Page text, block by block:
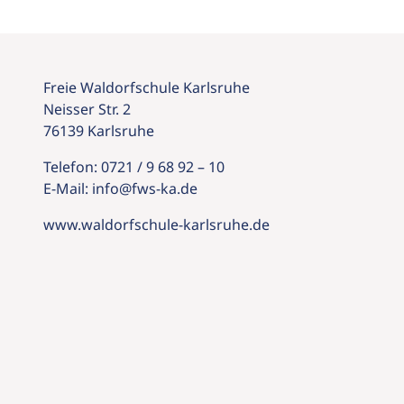
Freie Waldorfschule Karlsruhe
Neisser Str. 2
76139 Karlsruhe
Telefon: 0721 / 9 68 92 – 10
E-Mail: info@fws-ka.de
www.waldorfschule-karlsruhe.de